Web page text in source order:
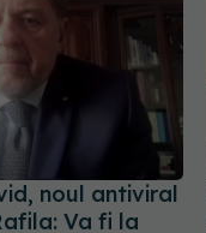
noul antiviral
Va fi la